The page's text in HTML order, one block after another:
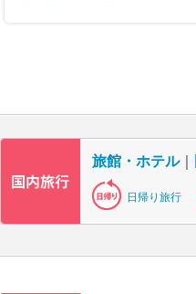
旅館・ホテル｜
日帰り旅行